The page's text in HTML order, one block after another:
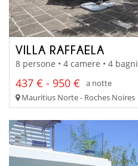
VILLA RAFFAELA
8 persone • 4 camere • 4 bagni
437 € - 950 €
a notte
Mauritius Norte - Roches Noires